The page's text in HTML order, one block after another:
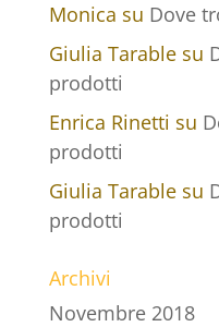
Monica su Dove
Giulia Tarablesu
prodotti
Enrica Rinetti su
prodotti
Giulia Tarablesu
prodotti
Archivi
Novembre 2018